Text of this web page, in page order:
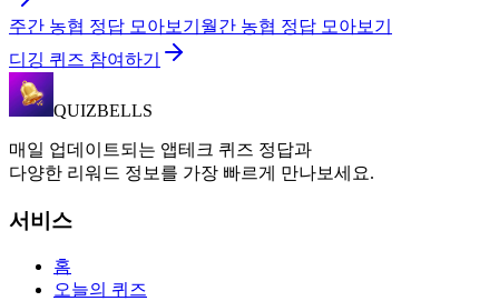
주간 농협 정답 모아보기 월간 농협 정답 모아보기
디깅 퀴즈 참여하기
QUIZBELLS
매일 업데이트되는 앱테크 퀴즈 정답과
다양한 리워드 정보를 가장 빠르게 만나보세요.
서비스
홈
오늘의 퀴즈